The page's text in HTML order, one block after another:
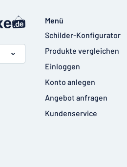
Menü
Schilder-Konfigurator
Produkte vergleichen
Einloggen
Konto anlegen
Angebot anfragen
Kundenservice